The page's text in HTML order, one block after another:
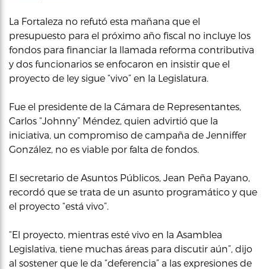
La Fortaleza no refutó esta mañana que el
presupuesto para el próximo año fiscal no incluye los
fondos para financiar la llamada reforma contributiva
y dos funcionarios se enfocaron en insistir que el
proyecto de ley sigue “vivo” en la Legislatura.
Fue el presidente de la Cámara de Representantes,
Carlos “Johnny” Méndez, quien advirtió que la
iniciativa, un compromiso de campaña de Jenniffer
González, no es viable por falta de fondos.
El secretario de Asuntos Públicos, Jean Peña Payano,
recordó que se trata de un asunto programático y que
el proyecto “está vivo”.
“El proyecto, mientras esté vivo en la Asamblea
Legislativa, tiene muchas áreas para discutir aún”, dijo
al sostener que le da “deferencia” a las expresiones de